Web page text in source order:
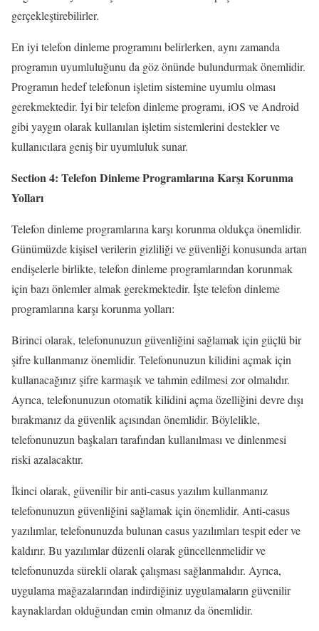
gerçekleştirebilirler.
En iyi telefon dinleme programını belirlerken, aynı zamanda
programın uyumluluğunu da göz önünde bulundurmak önemlidir.
Programın hedef telefonun işletim sistemine uyumlu olması
gerekmektedir. İyi bir telefon dinleme programı, iOS ve Android
gibi yaygın olarak kullanılan işletim sistemlerini destekler ve
kullanıcılara geniş bir uyumluluk sunar.
Section 4: Telefon Dinleme Programlarına Karşı Korunma
Yolları
Telefon dinleme programlarına karşı korunma oldukça önemlidir.
Günümüzde kişisel verilerin gizliliği ve güvenliği konusunda artan
endişelerle birlikte, telefon dinleme programlarından korunmak
için bazı önlemler almak gerekmektedir. İşte telefon dinleme
programlarına karşı korunma yolları:
Birinci olarak, telefonunuzun güvenliğini sağlamak için güçlü bir
şifre kullanmanız önemlidir. Telefonunuzun kilidini açmak için
kullanacağınız şifre karmaşık ve tahmin edilmesi zor olmalıdır.
Ayrıca, telefonunuzun otomatik kilidini açma özelliğini devre dışı
bırakmanız da güvenlik açısından önemlidir. Böylelikle,
telefonunuzun başkaları tarafından kullanılması ve dinlenmesi
riski azalacaktır.
İkinci olarak, güvenilir bir anti-casus yazılım kullanmanız
telefonunuzun güvenliğini sağlamak için önemlidir. Anti-casus
yazılımlar, telefonunuzda bulunan casus yazılımları tespit eder ve
kaldırır. Bu yazılımlar düzenli olarak güncellenmelidir ve
telefonunuzda sürekli olarak çalışması sağlanmalıdır. Ayrıca,
uygulama mağazalarından indirdiğiniz uygulamaların güvenilir
kaynaklardan olduğundan emin olmanız da önemlidir.